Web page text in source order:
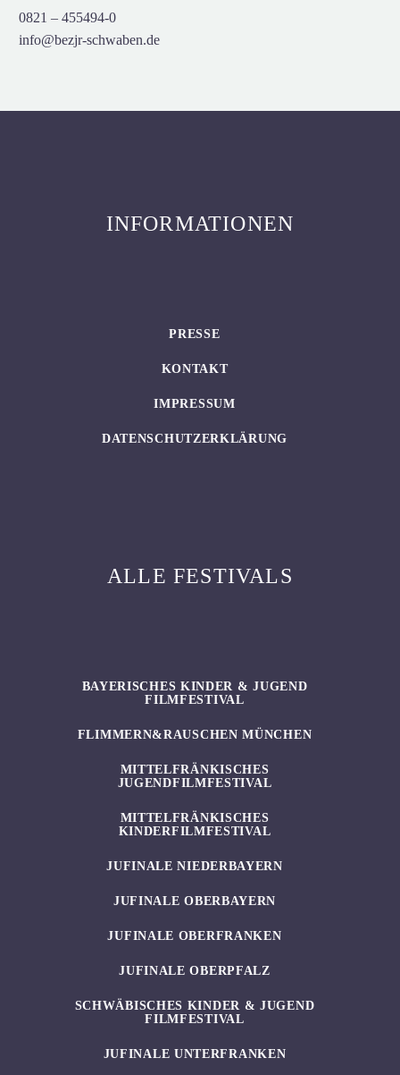
0821 – 455494-0
info@bezjr-schwaben.de
INFORMATIONEN
PRESSE
KONTAKT
IMPRESSUM
DATENSCHUTZERKLÄRUNG
ALLE FESTIVALS
BAYERISCHES KINDER & JUGEND
FILMFESTIVAL
FLIMMERN&RAUSCHEN MÜNCHEN
MITTELFRÄNKISCHES
JUGENDFILMFESTIVAL
MITTELFRÄNKISCHES
KINDERFILMFESTIVAL
JUFINALE NIEDERBAYERN
JUFINALE OBERBAYERN
JUFINALE OBERFRANKEN
JUFINALE OBERPFALZ
SCHWÄBISCHES KINDER & JUGEND
FILMFESTIVAL
JUFINALE UNTERFRANKEN